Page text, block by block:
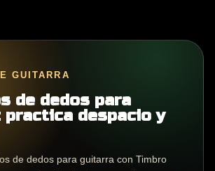
GUITARRA
de dedos para
despacio y
de dedos para guitarra con Timbro